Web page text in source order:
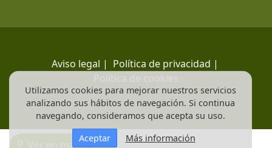
Ver en mapa
Aviso legal | Política de privacidad |
Política de cookies
Utilizamos cookies para mejorar nuestros servicios
analizando sus hábitos de navegación. Si continua
navegando, consideramos que acepta su uso.
Aceptar
Más información